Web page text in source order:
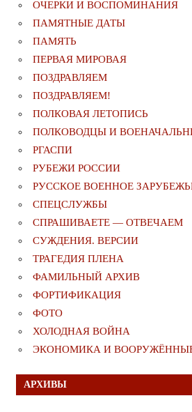
ОЧЕРКИ И ВОСПОМИНАНИЯ
ПАМЯТНЫЕ ДАТЫ
ПАМЯТЬ
ПЕРВАЯ МИРОВАЯ
ПОЗДРАВЛЯЕМ
ПОЗДРАВЛЯЕМ!
ПОЛКОВАЯ ЛЕТОПИСЬ
ПОЛКОВОДЦЫ И
РГАСПИ
РУБЕЖИ РОССИИ
РУССКОЕ ВОЕННОЕ
СПЕЦСЛУЖБЫ
СПРАШИВАЕТЕ — ОТВЕЧАЕМ
СУЖДЕНИЯ. ВЕРСИИ
ТРАГЕДИЯ ПЛЕНА
ФАМИЛЬНЫЙ АРХИВ
ФОРТИФИКАЦИЯ
ФОТО
ХОЛОДНАЯ ВОЙНА
ЭКОНОМИКА И
АРХИВЫ